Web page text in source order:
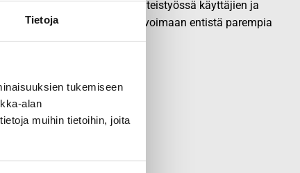
Tietoja
tukemiseen
alan
muihin tietoihin, joita
:n tuotteet on suunniteltu yhteistyössä käyttäjien ja
kokemus inspiroi innovoimaan entistä parempia